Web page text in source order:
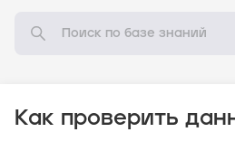
Как проверить